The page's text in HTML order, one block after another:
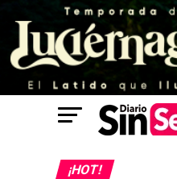
¡HOT!